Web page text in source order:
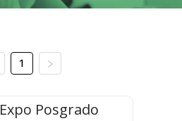
1
Expo Posgrado